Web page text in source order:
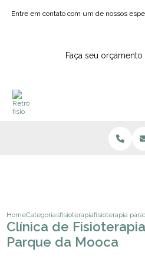
Entre em contato com um de nossos
Faça seu
HomeCategoriasfisioterapiafisioterapia
Clínica de
Parque da Mooca